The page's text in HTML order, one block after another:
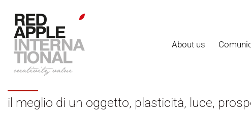
About us
il meglio di un oggetto, plasticità, luce,